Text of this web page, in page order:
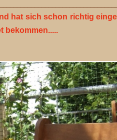
hat sich schon richtig
bekommen.....